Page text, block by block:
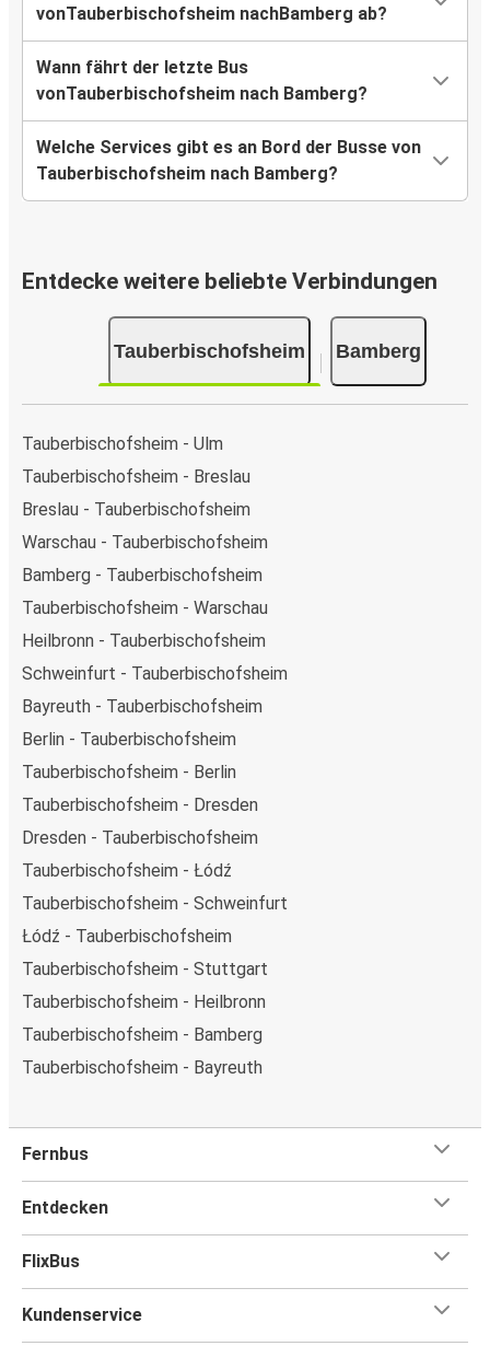
vonTauberbischofsheim nachBamberg ab?
Wann fährt der letzte Bus
vonTauberbischofsheim nach Bamberg?
Welche Services gibt es an Bord der Busse von
Tauberbischofsheim nach Bamberg?
Entdecke weitere beliebte Verbindungen
Tauberbischofsheim Bamberg
Tauberbischofsheim - Ulm
Tauberbischofsheim - Breslau
Breslau - Tauberbischofsheim
Warschau - Tauberbischofsheim
Bamberg - Tauberbischofsheim
Tauberbischofsheim - Warschau
Heilbronn - Tauberbischofsheim
Schweinfurt - Tauberbischofsheim
Bayreuth - Tauberbischofsheim
Berlin - Tauberbischofsheim
Tauberbischofsheim - Berlin
Tauberbischofsheim - Dresden
Dresden - Tauberbischofsheim
Tauberbischofsheim - Łódź
Tauberbischofsheim - Schweinfurt
Łódź - Tauberbischofsheim
Tauberbischofsheim - Stuttgart
Tauberbischofsheim - Heilbronn
Tauberbischofsheim - Bamberg
Tauberbischofsheim - Bayreuth
Fernbus
Entdecken
FlixBus
Kundenservice